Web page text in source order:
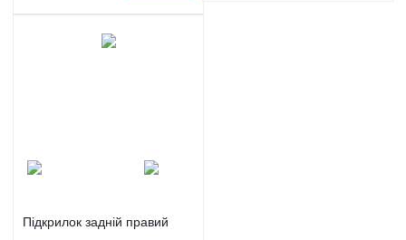
Підкрилок задній правий